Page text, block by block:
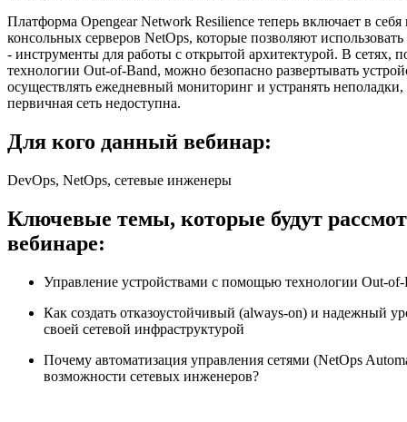
Платформа Opengear Network Resilience теперь включает в
консольных серверов NetOps, которые позволяют
- инструменты для работы с открытой архитектурой. В сетях,
технологии Out-of-Band, можно безопасно развертывать
осуществлять ежедневный мониторинг и устранять неполадки,
первичная сеть недоступна.
Для кого данный вебинар:
DevOps, NetOps, сетевые инженеры
Ключевые темы, которые будут
вебинаре:
Управление устройствами с помощью технологии Out-of-
Как создать отказоустойчивый (always-on) и надежный
своей сетевой инфраструктурой
Почему автоматизация управления сетями (NetOps
возможности сетевых инженеров?